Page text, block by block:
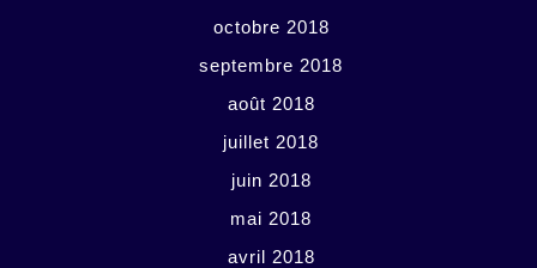
octobre 2018
septembre 2018
août 2018
juillet 2018
juin 2018
mai 2018
avril 2018